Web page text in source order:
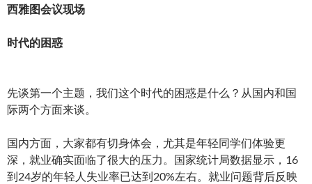
西雅图会议现场
时代的困惑
先谈第一个主题，我们这个时代的困惑是什么？从国内和国
际两个方面来谈。
国内方面，大家都有切身体会，尤其是年轻同学们体验更
深，就业确实面临了很大的压力。国家统计局数据显示，16
到24岁的年轻人失业率已达到20%左右。就业问题背后反映